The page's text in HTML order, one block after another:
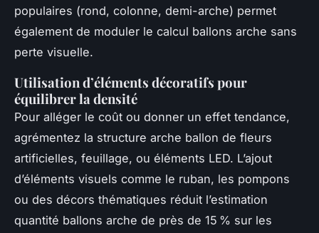
populaires (rond, colonne, demi-arche) permet
également de moduler le calcul ballons arche sans
perte visuelle.
Utilisation d’éléments décoratifs pour
équilibrer la densité
Pour alléger le coût ou donner un effet tendance,
agrémentez la structure arche ballon de fleurs
artificielles, feuillage, ou éléments LED. L’ajout
d’éléments visuels comme le ruban, les pompons
ou des décors thématiques réduit l’estimation
quantité ballons arche de près de 15 % sur les